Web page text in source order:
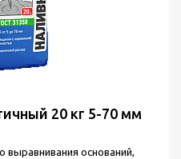
20 кг 5-70 мм
оснований,